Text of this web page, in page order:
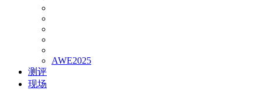
AWE2025
测评
现场